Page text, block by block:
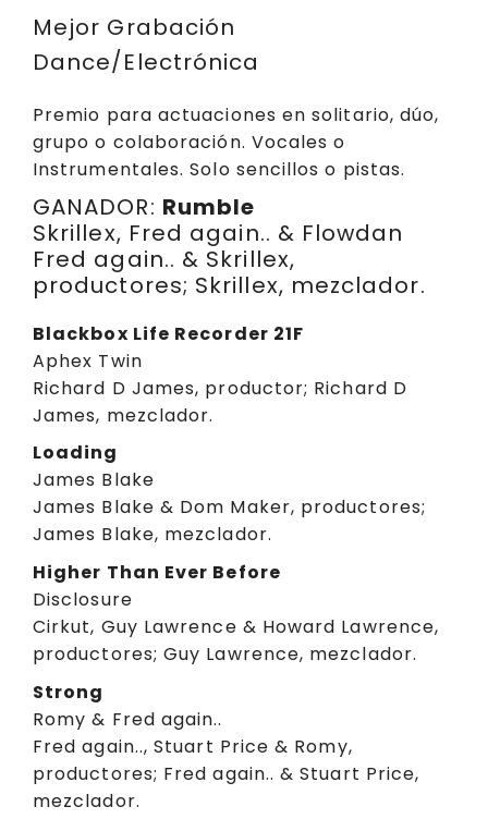
Mejor Grabación
Dance/Electrónica
Premio para actuaciones en solitario, dúo,
grupo o colaboración. Vocales o
Instrumentales. Solo sencillos o pistas.
GANADOR: Rumble
Skrillex, Fred again.. & Flowdan
Fred again.. & Skrillex,
productores; Skrillex, mezclador.
Blackbox Life Recorder 21F
Aphex Twin
Richard D James, productor; Richard D
James, mezclador.
Loading
James Blake
James Blake & Dom Maker, productores;
James Blake, mezclador.
Higher Than Ever Before
Disclosure
Cirkut, Guy Lawrence & Howard Lawrence,
productores; Guy Lawrence, mezclador.
Strong
Romy & Fred again..
Fred again.., Stuart Price & Romy,
productores; Fred again.. & Stuart Price,
mezclador.